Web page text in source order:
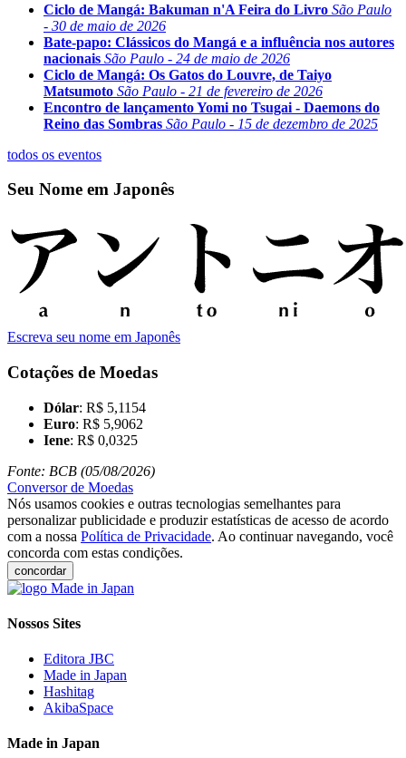
Ciclo de Mangá: Bakuman n'A Feira do Livro São Paulo
- 30 de maio de 2026
Bate-papo: Clássicos do Mangá e a influência nos autores
nacionais São Paulo - 24 de maio de 2026
Ciclo de Mangá: Os Gatos do Louvre, de Taiyo
Matsumoto São Paulo - 21 de fevereiro de 2026
Encontro de lançamento Yomi no Tsugai - Daemons do
Reino das Sombras São Paulo - 15 de dezembro de 2025
todos os eventos
Seu Nome em Japonês
Escreva seu nome em Japonês
Cotações de Moedas
Dólar: R$ 5,1154
Euro: R$ 5,9062
Iene: R$ 0,0325
Fonte: BCB (05/08/2026)
Conversor de Moedas
Nós usamos cookies e outras tecnologias semelhantes para
personalizar publicidade e produzir estatísticas de acesso de acordo
com a nossa Política de Privacidade. Ao continuar navegando, você
concorda com estas condições.
concordar
Nossos Sites
Editora JBC
Made in Japan
Hashitag
AkibaSpace
Made in Japan